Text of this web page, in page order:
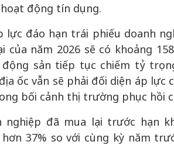
động tín dụng.
lực đáo hạn trái phiếu doanh
của năm 2026 sẽ có khoảng
sản tiếp tục chiếm tỷ
ốc vẫn sẽ phải đối diện áp lực
bối cảnh thị trường phục hồi
nghiệp đã mua lại trước hạn
37% so với cùng kỳ năm